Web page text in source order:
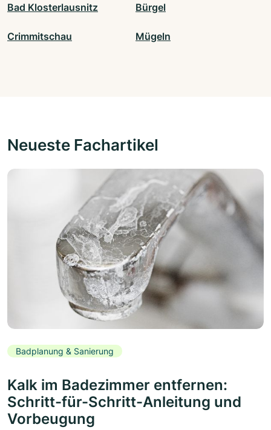
Bad Klosterlausnitz Bürgel
Crimmitschau Mügeln
Neueste Fachartikel
Badplanung & Sanierung
Kalk im Badezimmer entfernen:
Schritt-für-Schritt-Anleitung und
Vorbeugung